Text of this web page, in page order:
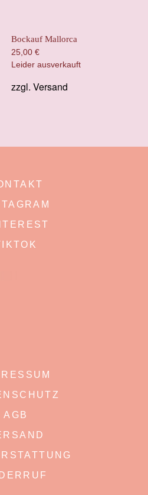
Bockauf Mallorca
25,00 €
Leider ausverkauft
zzgl. Versand
AGB